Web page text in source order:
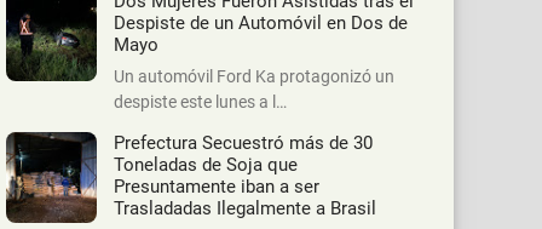
Despiste de un Automóvil en Dos de
Mayo
Un automóvil Ford Ka protagonizó un
despiste este lunes a l…
Prefectura Secuestró más de 30
Toneladas de Soja que
Presuntamente iban a ser
Trasladadas Ilegalmente a Brasil